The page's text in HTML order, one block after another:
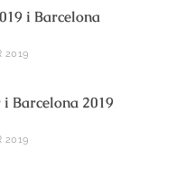
i Barcelona
2019
Barcelona 2019
2019